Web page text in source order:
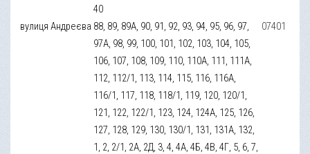
40
вулиця Андреєва 88, 89, 89А, 90, 91, 92, 93, 94, 95, 96, 97,
97А, 98, 99, 100, 101, 102, 103, 104, 105,
106, 107, 108, 109, 110, 110А, 111, 111А,
112, 112/1, 113, 114, 115, 116, 116А,
116/1, 117, 118, 118/1, 119, 120, 120/1,
121, 122, 122/1, 123, 124, 124А, 125, 126,
127, 128, 129, 130, 130/1, 131, 131А, 132,
1, 2, 2/1, 2А, 2Д, 3, 4, 4А, 4Б, 4В, 4Г, 5, 6, 7,
07401